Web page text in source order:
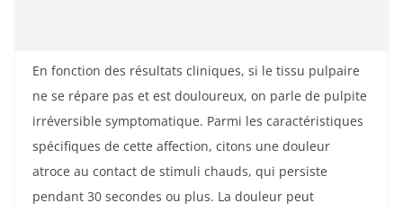
En fonction des résultats cliniques, si le tissu pulpaire
ne se répare pas et est douloureux, on parle de pulpite
irréversible symptomatique. Parmi les caractéristiques
spécifiques de cette affection, citons une douleur
atroce au contact de stimuli chauds, qui persiste
pendant 30 secondes ou plus. La douleur peut